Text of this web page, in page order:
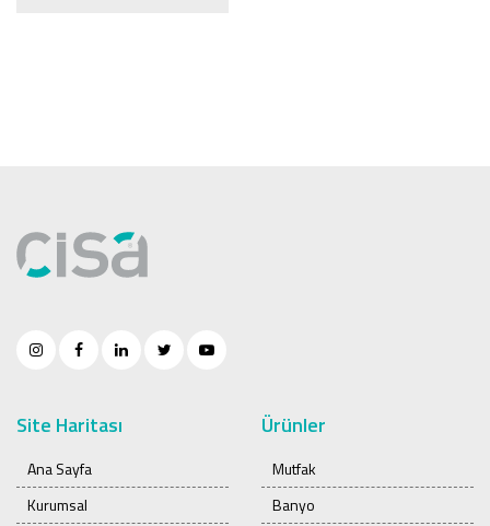
Site Haritası
Ana Sayfa
Kurumsal
Ürünler
Mutfak
Banyo